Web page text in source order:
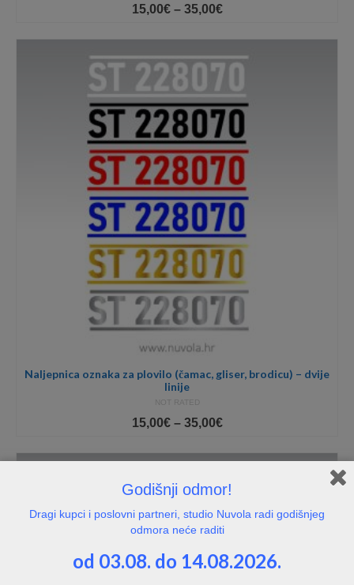
15,00€ – 35,00€Price
15,00€
through
35,00€
Naljepnica oznaka za plovilo (čamac, gliser, brodicu) – dvije
linije
NOT RATED
15,00€ – 35,00€Price
15,00€
35,00€
Godišnji odmor!
Dragi kupci i poslovni partneri, studio Nuvola radi godišnjeg
odmora neće raditi
od 03.08. do 14.08.2026.